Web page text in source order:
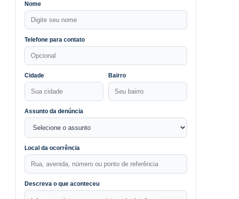
Nome
Telefone para contato
Cidade Bairro
Assunto da denúncia
Local da ocorrência
Descreva o que aconteceu